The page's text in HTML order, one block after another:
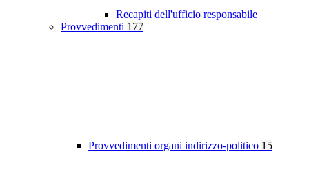
Recapiti dell'ufficio responsabile
Provvedimenti 177
Provvedimenti organi indirizzo-politico 15